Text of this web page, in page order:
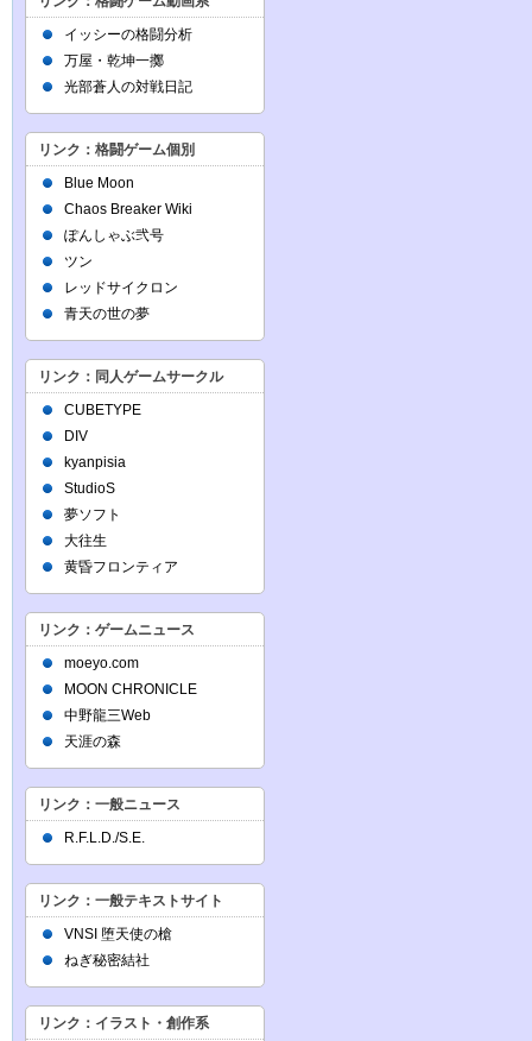
イッシーの格闘分析
万屋・乾坤一擲
光部蒼人の対戦日記
リンク：格闘ゲーム個別
Blue Moon
Chaos Breaker Wiki
ぽんしゃぶ弐号
ツン
レッドサイクロン
青天の世の夢
リンク：同人ゲームサークル
CUBETYPE
DIV
kyanpisia
StudioS
夢ソフト
大往生
黄昏フロンティア
リンク：ゲームニュース
moeyo.com
MOON CHRONICLE
中野龍三Web
天涯の森
リンク：一般ニュース
R.F.L.D./S.E.
リンク：一般テキストサイト
VNSI 堕天使の槍
ねぎ秘密結社
リンク：イラスト・創作系